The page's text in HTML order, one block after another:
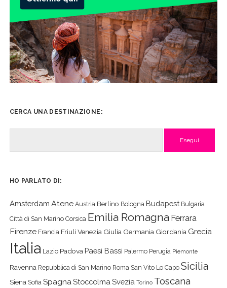
CERCA UNA DESTINAZIONE:
HO PARLATO DI:
Amsterdam Atene Austria Berlino Bologna Budapest Bulgaria
Città di San Marino Corsica Emilia Romagna Ferrara
Firenze Francia Friuli Venezia Giulia Germania Giordania Grecia
Italia Lazio Padova Paesi Bassi Palermo Perugia Piemonte
Ravenna Repubblica di San Marino Roma San Vito Lo Capo Sicilia
Siena Sofia SpagnaStoccolma Svezia Torino Toscana